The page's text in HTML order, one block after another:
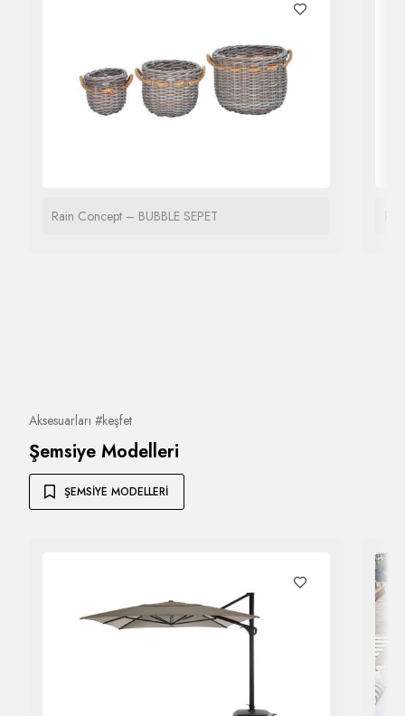
Rain Concept – BUBBLE SEPET
Aksesuarları #keşfet
Şemsiye Modelleri
ŞEMSIYE MODELLERI